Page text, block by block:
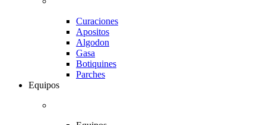
Curaciones
Apositos
Algodon
Gasa
Botiquines
Parches
Equipos